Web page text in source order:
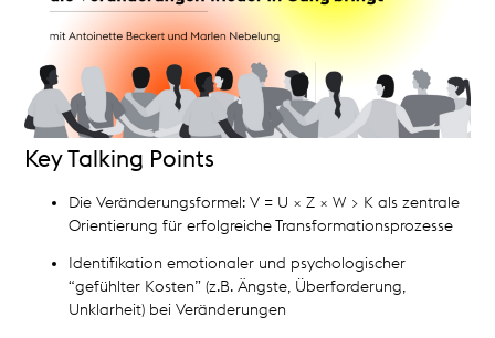
Key Talking Points
Die Veränderungsformel: V = U × Z × W > K als zentrale
Orientierung für erfolgreiche Transformationsprozesse
Identifikation emotionaler und psychologischer
“gefühlter Kosten” (z.B. Ängste, Überforderung,
Unklarheit) bei Veränderungen